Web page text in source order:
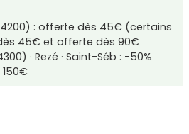
: offerte dès 45€ (certains
45€ et offerte dès 90€
· Rezé · Saint-Séb : -50%